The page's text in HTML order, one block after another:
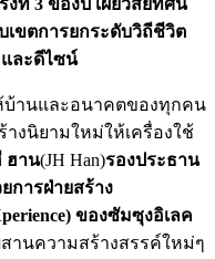
ขตการยกระดับวิถีชีวิต
ละดีไซน์
านและอนาคตของทุกคน
งนิยามใหม่ให้เครื่องใช้
ฮาน(JH Han)รองประธาน
การฝ่ายสร้าง
ของซัมซุงอิเลค
านความสร้างสรรค์ใหม่ๆ